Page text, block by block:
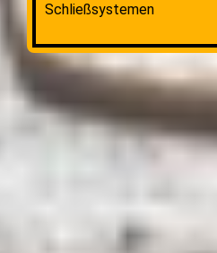
Schließsystemen